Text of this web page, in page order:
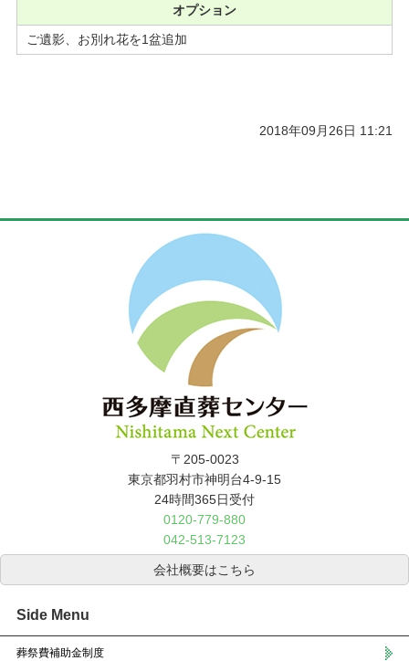
オプション
ご遺影、お別れ花を1盆追加
2018年09月26日 11:21
〒205-0023
東京都羽村市神明台4-9-15
24時間365日受付
0120-779-880
042-513-7123
会社概要はこちら
Side Menu
葬祭費補助金制度